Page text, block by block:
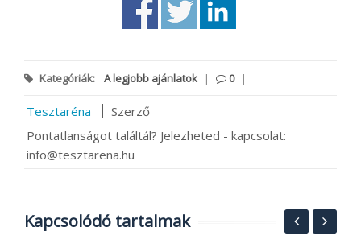
Kategóriák: A legjobb ajánlatok | 0 |
Tesztaréna
Szerző
Pontatlanságot találtál? Jelezheted - kapcsolat:
info@tesztarena.hu
Kapcsolódó tartalmak